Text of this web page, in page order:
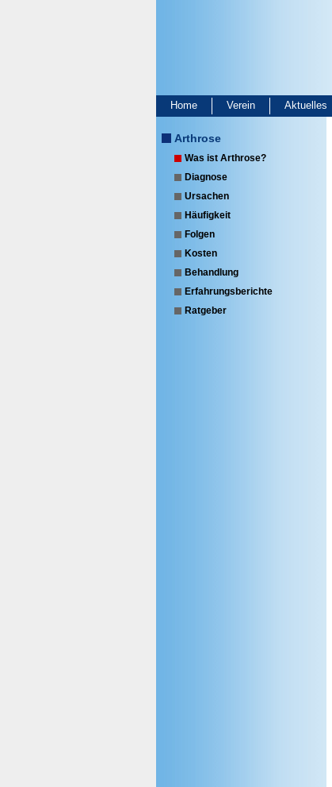
Home Verein Aktuelles
Arthrose
Was ist Arthrose?
Diagnose
Ursachen
Häufigkeit
Folgen
Kosten
Behandlung
Erfahrungsberichte
Ratgeber